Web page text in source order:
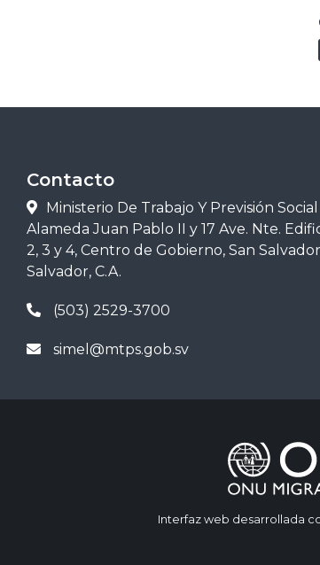
Contacto
Ministerio De Trabajo Y Previsión Social
Alameda Juan Pablo II y 17 Ave. Nte.
2, 3 y 4, Centro de Gobierno, San
Salvador, C.A.
(503) 2529-3700
simel@mtps.gob.sv
Interfaz web desarrollada